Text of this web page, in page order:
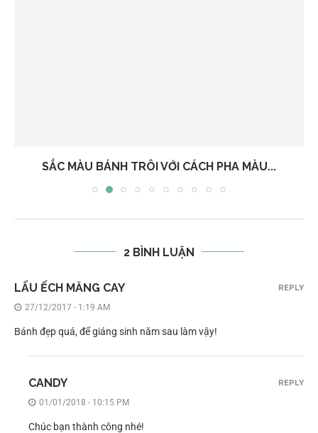
SẮC MÀU BÁNH TRÔI VỚI CÁCH PHA MÀU...
2 BÌNH LUẬN
LẨU ẾCH MĂNG CAY
27/12/2017 - 1:19 AM
Bánh đẹp quá, để giáng sinh năm sau làm vậy!
REPLY
CANDY
01/01/2018 - 10:15 PM
Chúc bạn thành công nhé!
REPLY